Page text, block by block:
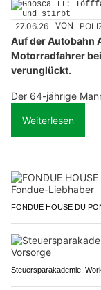
27.06.26 VON
Auf der Autobahn
Motorradfahrer
verunglückt.
Der 64-jährige
Weiterlesen
FONDUE HOUSE DU
Steuersparakademie: